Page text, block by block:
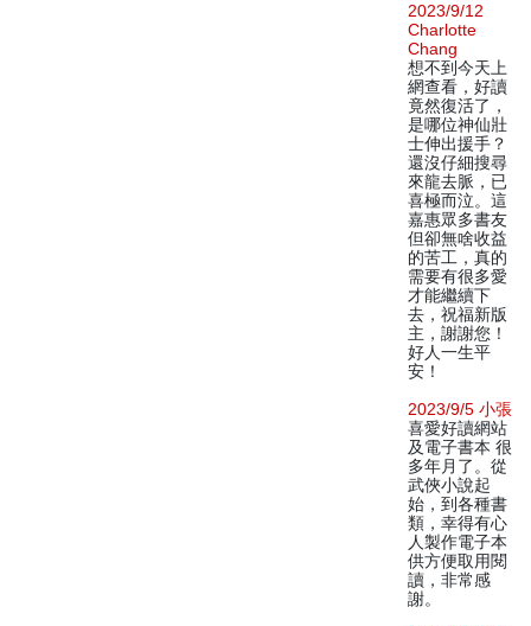
2023/9/12
Charlotte
Chang
想不到今天上
網查看，好讀
竟然復活了，
是哪位神仙壯
士伸出援手？
還沒仔細搜尋
來龍去脈，已
喜極而泣。這
嘉惠眾多書友
但卻無啥收益
的苦工，真的
需要有很多愛
才能繼續下
去，祝福新版
主，謝謝您！
好人一生平
安！
2023/9/5 小張
喜愛好讀網站
及電子書本 很
多年月了。從
武俠小說起
始，到各種書
類，幸得有心
人製作電子本
供方便取用閱
讀，非常感
謝。